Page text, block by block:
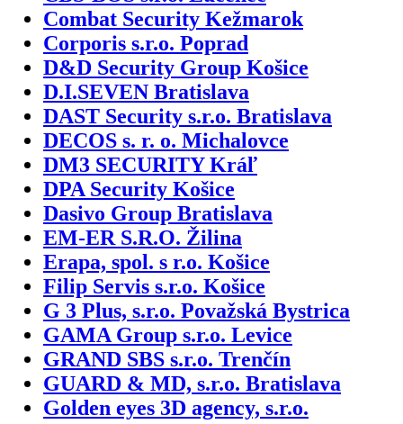
Combat Security Kežmarok
Corporis s.r.o. Poprad
D&D Security Group Košice
D.I.SEVEN Bratislava
DAST Security s.r.o. Bratislava
DECOS s. r. o. Michalovce
DM3 SECURITY Kráľ
DPA Security Košice
Dasivo Group Bratislava
EM-ER S.R.O. Žilina
Erapa, spol. s r.o. Košice
Filip Servis s.r.o. Košice
G 3 Plus, s.r.o. Považská Bystrica
GAMA Group s.r.o. Levice
GRAND SBS s.r.o. Trenčín
GUARD & MD, s.r.o. Bratislava
Golden eyes 3D agency, s.r.o.